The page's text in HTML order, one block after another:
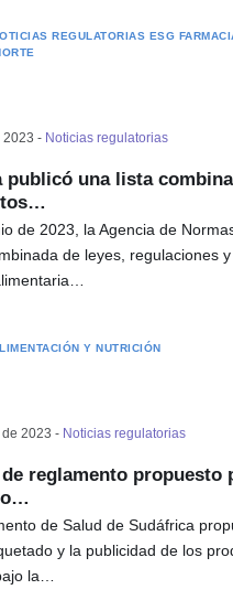
REGULATORIAS ESG
2023 - Noticias regulatorias
publicó una lista
de 2023, la Agencia de
de leyes, regulaciones
Y NUTRICIÓN
2023 - Noticias regulatorias
reglamento propuesto
de Salud de Sudáfrica
y la publicidad de los
la…